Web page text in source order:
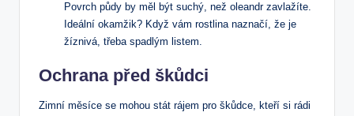
Povrch půdy⁢ by měl být suchý, než oleandr zavlažíte. ​
Ideální okamžik? Když ​vám rostlina naznačí, že je‍
žíznivá, třeba spadlým listem.
Ochrana před škůdci
Zimní ⁤měsíce se mohou stát rájem​ pro škůdce, kteří si rádi